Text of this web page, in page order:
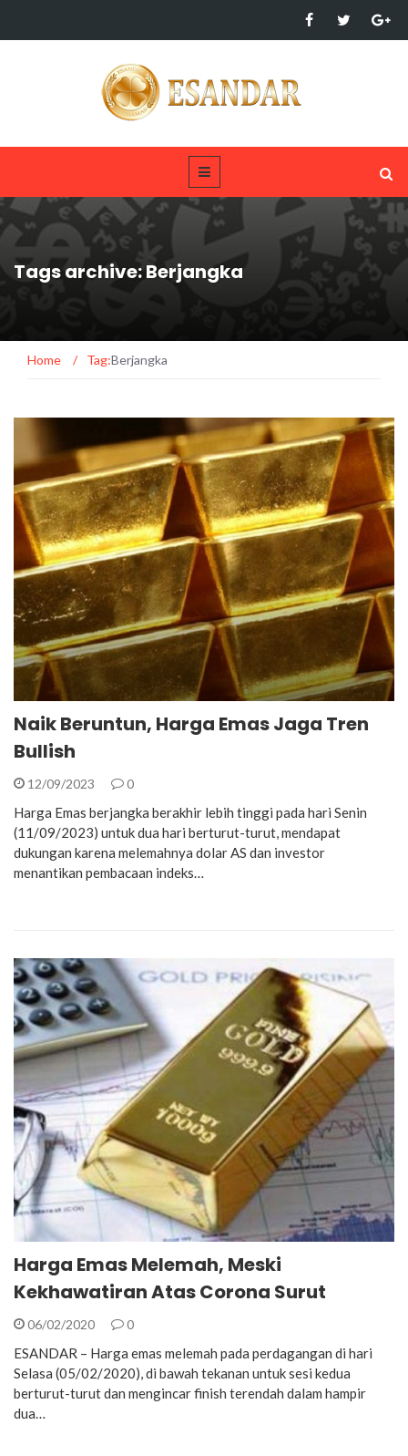
Tags archive: Berjangka
Home / Tag:Berjangka
Naik Beruntun, Harga Emas Jaga Tren
Bullish
12/09/2023 0
Harga Emas berjangka berakhir lebih tinggi pada hari Senin
(11/09/2023) untuk dua hari berturut-turut, mendapat
dukungan karena melemahnya dolar AS dan investor
menantikan pembacaan indeks…
Harga Emas Melemah, Meski
Kekhawatiran Atas Corona Surut
06/02/2020 0
ESANDAR – Harga emas melemah pada perdagangan di hari
Selasa (05/02/2020), di bawah tekanan untuk sesi kedua
berturut-turut dan mengincar finish terendah dalam hampir
dua…